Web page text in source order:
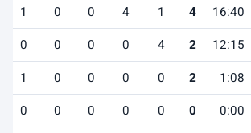
16:40
4
1
4
0
0
1
12:15
2
4
0
0
0
0
1:08
2
0
0
0
0
1
0:00
0
0
0
0
0
0